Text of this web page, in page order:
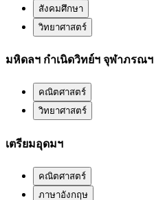
สังคมศึกษา
วิทยาศาสตร์
มหิดลฯ กำเนิดวิทย์ฯ จุฬาภรณฯ
คณิตศาสตร์
วิทยาศาสตร์
เตรียมอุดมฯ
คณิตศาสตร์
ภาษาอังกฤษ